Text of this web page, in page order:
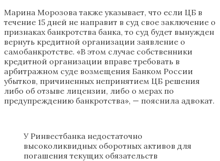
Марина Морозова также указывает, что если ЦБ в
течение 15 дней не направит в суд свое заключение о
признаках банкротства банка, то суд будет вынужден
вернуть кредитной организации заявление о
самобанкротстве. «В этом случае собственники
кредитной организации вправе требовать в
арбитражном суде возмещения Банком России
убытков, причиненных непринятием ЦБ решения
либо об отзыве лицензии, либо о мерах по
предупреждению банкротства», — пояснила адвокат.
У Ринвестбанка недостаточно
высоколиквидных оборотных активов для
погашения текущих обязательств